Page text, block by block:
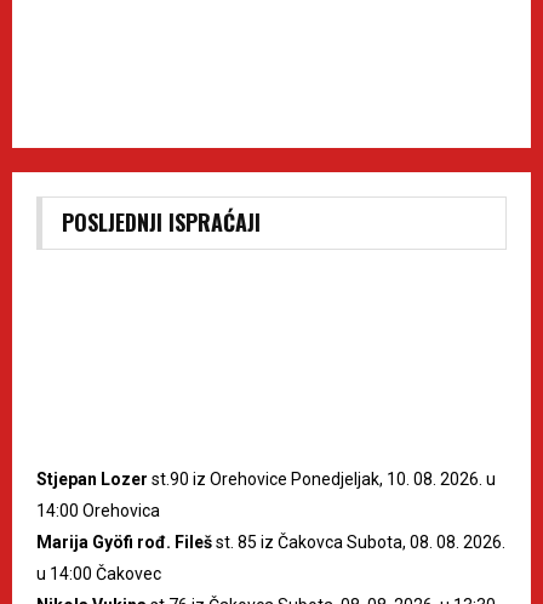
POSLJEDNJI ISPRAĆAJI
Stjepan Lozer st.90 iz Orehovice Ponedjeljak, 10. 08. 2026. u
14:00 Orehovica
Marija Gyöfi rođ. Filešst. 85 iz Čakovca Subota, 08. 08. 2026.
u 14:00 Čakovec